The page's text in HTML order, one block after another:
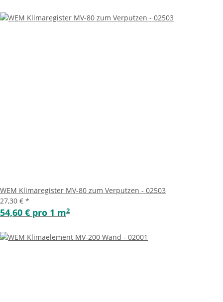
WEM Klimaregister MV-80 zum Verputzen - 02503
27,30 € *
54,60 € pro 1 m2